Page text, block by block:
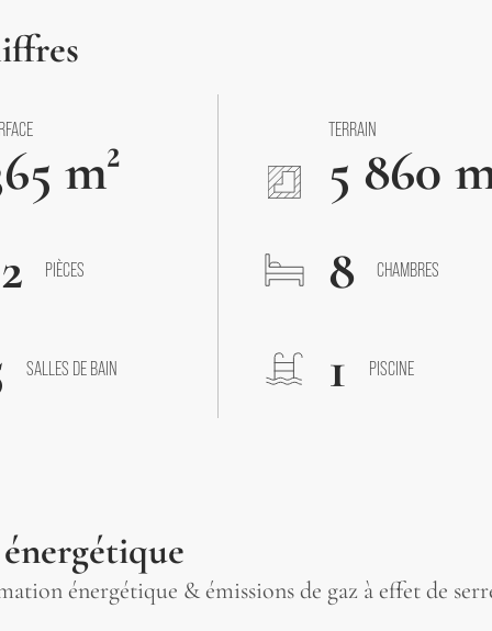
m²
TERRAIN
5 860
PIÈCES 8 CHAMBRES
SALLES DE BAIN 1 PISCINE
énergétique & émissions de gaz à effet de